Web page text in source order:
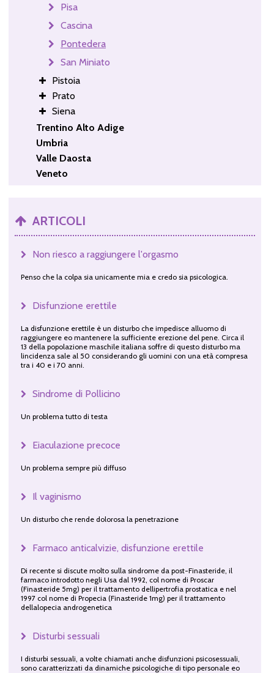
Pisa
Cascina
Pontedera
San Miniato
Pistoia
Prato
Siena
Trentino Alto Adige
Umbria
Valle Daosta
Veneto
ARTICOLI
Non riesco a raggiungere l'orgasmo
Penso che la colpa sia unicamente mia e credo sia psicologica.
Disfunzione erettile
La disfunzione erettile è un disturbo che impedisce alluomo di
raggiungere eo mantenere la sufficiente erezione del pene. Circa il
13 della popolazione maschile italiana soffre di questo disturbo ma
lincidenza sale al 50 considerando gli uomini con una età compresa
tra i 40 e i 70 anni.
Sindrome di Pollicino
Un problema tutto di testa
Eiaculazione precoce
Un problema sempre più diffuso
Il vaginismo
Un disturbo che rende dolorosa la penetrazione
Farmaco anticalvizie, disfunzione erettile
Di recente si discute molto sulla sindrome da post-Finasteride, il
farmaco introdotto negli Usa dal 1992, col nome di Proscar
(Finasteride 5mg) per il trattamento dellipertrofia prostatica e nel
1997 col nome di Propecia (Finasteride 1mg) per il trattamento
dellalopecia androgenetica
Disturbi sessuali
I disturbi sessuali, a volte chiamati anche disfunzioni psicosessuali,
sono caratterizzati da dinamiche psicologiche di tipo personale eo